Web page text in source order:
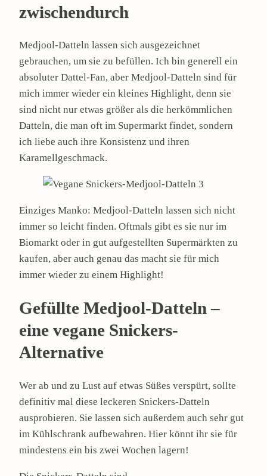
zwischendurch
Medjool-Datteln lassen sich ausgezeichnet
gebrauchen, um sie zu befüllen. Ich bin generell ein
absoluter Dattel-Fan, aber Medjool-Datteln sind für
mich immer wieder ein kleines Highlight, denn sie
sind nicht nur etwas größer als die herkömmlichen
Datteln, die man oft im Supermarkt findet, sondern
ich liebe auch ihre Konsistenz und ihren
Karamellgeschmack.
Einziges Manko: Medjool-Datteln lassen sich nicht
immer so leicht finden. Oftmals gibt es sie nur im
Biomarkt oder in gut aufgestellten Supermärkten zu
kaufen, aber auch genau das macht sie für mich
immer wieder zu einem Highlight!
Gefüllte Medjool-Datteln –
eine vegane Snickers-
Alternative
Wer ab und zu Lust auf etwas Süßes verspürt, sollte
definitiv mal diese leckeren Snickers-Datteln
ausprobieren. Sie lassen sich außerdem auch sehr gut
im Kühlschrank aufbewahren. Hier könnt ihr sie für
mindestens ein bis zwei Wochen lagern!